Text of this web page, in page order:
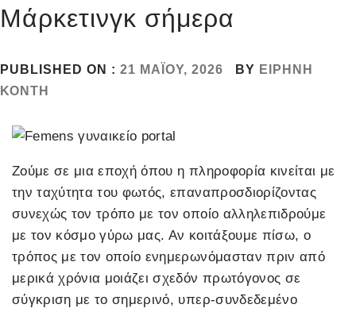
Μάρκετινγκ σήμερα
PUBLISHED ON : 21 ΜΑΪ́ΟΥ, 2026 BY ΕΙΡΉΝΗ
ΚΌΝΤΗ
Ζούμε σε μια εποχή όπου η πληροφορία κινείται με
την ταχύτητα του φωτός, επαναπροσδιορίζοντας
συνεχώς τον τρόπο με τον οποίο αλληλεπιδρούμε
με τον κόσμο γύρω μας. Αν κοιτάξουμε πίσω, ο
τρόπος με τον οποίο ενημερωνόμασταν πριν από
μερικά χρόνια μοιάζει σχεδόν πρωτόγονος σε
σύγκριση με το σημερινό, υπερ-συνδεδεμένο